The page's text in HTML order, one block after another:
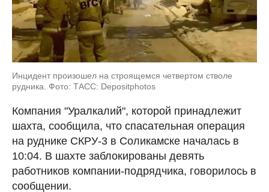
Инцидент произошел на строящемся четвертом стволе
рудника. Фото: ТАСС: Depositphotos
Компания "Уралкалий", которой принадлежит
шахта, сообщила, что спасательная операция
на руднике СКРУ-3 в Соликамске началась в
10:04. В шахте заблокированы девять
работников компании-подрядчика, говорилось в
сообщении.